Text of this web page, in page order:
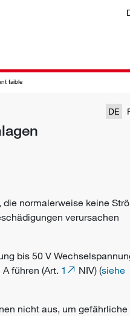
faible
DE
normalerweise keine
verursachen
bis 50 V
führen (Art. 1 NIV) (siehe
nicht aus, um gefährliche